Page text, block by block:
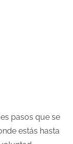
pasos que se
estás hasta